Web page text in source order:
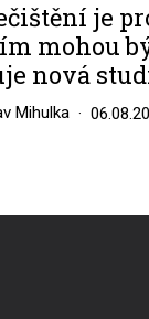
je
mohou
nová
Mihulka